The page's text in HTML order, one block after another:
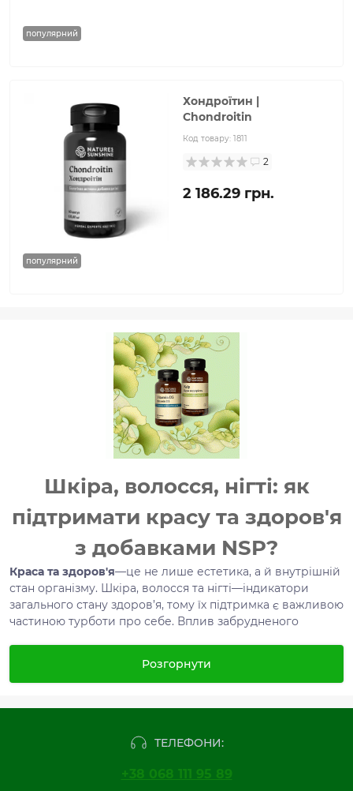
популярний
популярний
Хондроїтин |
Chondroitin
Код товару: 1811
2
2 186.29 грн.
Шкіра, волосся, нігті: як
підтримати красу та здоров'я
з добавками NSP?
Краса та здоров'я—це не лише естетика, а й внутрішній
стан організму. Шкіра, волосся та нігті—індикатори
загального стану здоров’я, тому їх підтримка є важливою
частиною турботи про себе. Вплив забрудненого
позначатися на стані волосся, шкіри та нігтів. Саме тому
біодобавки NSP пропонують ефективні рішення для
Чому важливо приймати біодобавки
Розгорнути
ТЕЛЕФОНИ:
+38 068 111 95 89